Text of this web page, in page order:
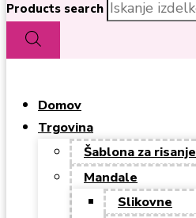
Products search
Domov
Trgovina
Šablona za risanje
Mandale
Slikovne